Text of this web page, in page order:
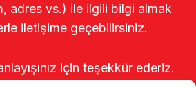
adres vs.) ile ilgili bilgi almak
iletişime geçebilirsiniz.
için teşekkür ederiz.